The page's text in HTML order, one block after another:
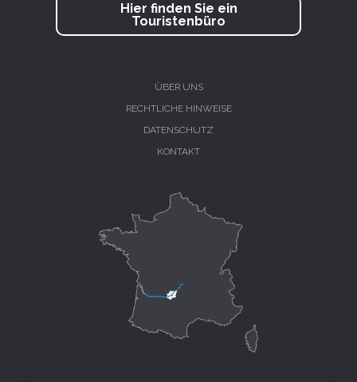
Hier finden Sie ein
Touristenbüro
ÜBER UNS
RECHTLICHE HINWEISE
DATENSCHUTZ
KONTAKT